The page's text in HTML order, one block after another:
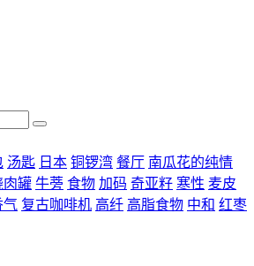
汤匙 日本 铜锣湾 餐厅 南瓜花的纯情
肉罐 牛蒡 食物 加码 奇亚籽 寒性 麦皮
气 复古咖啡机 高纤 高脂食物 中和 红枣